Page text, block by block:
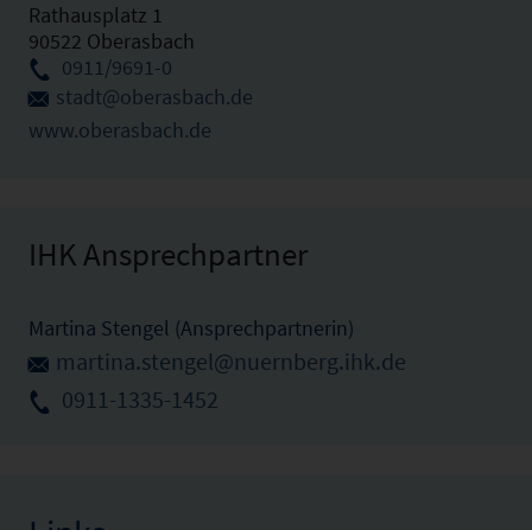
Rathausplatz 1
90522 Oberasbach
0911/9691-0
stadt@oberasbach.de
www.oberasbach.de
IHK Ansprechpartner
Martina Stengel (Ansprechpartnerin)
martina.stengel@nuernberg.ihk.de
0911-1335-1452